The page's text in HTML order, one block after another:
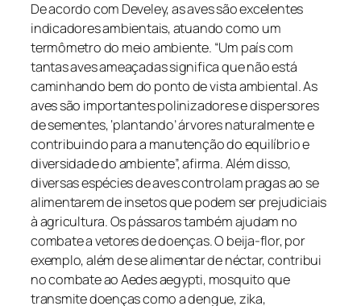
De acordo com Develey, as aves são excelentes
indicadores ambientais, atuando como um
termômetro do meio ambiente. “Um país com
tantas aves ameaçadas significa que não está
caminhando bem do ponto de vista ambiental. As
aves são importantes polinizadores e dispersores
de sementes, ‘plantando’ árvores naturalmente e
contribuindo para a manutenção do equilíbrio e
diversidade do ambiente”, afirma. Além disso,
diversas espécies de aves controlam pragas ao se
alimentarem de insetos que podem ser prejudiciais
à agricultura. Os pássaros também ajudam no
combate a vetores de doenças. O beija-flor, por
exemplo, além de se alimentar de néctar, contribui
no combate ao Aedes aegypti, mosquito que
transmite doenças como a dengue, zika,